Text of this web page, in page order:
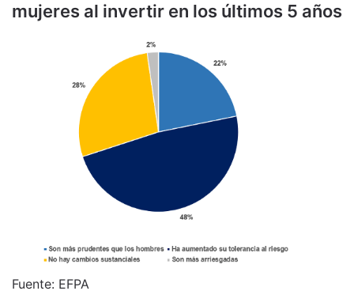
mujeres al invertir en los últimos 5 años
Fuente: EFPA